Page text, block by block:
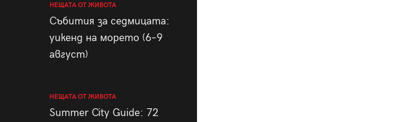
НЕЩАТА ОТ ЖИВОТА
Събития за седмицата:
уикенд на морето (6–9
август)
НЕЩАТА ОТ ЖИВОТА
Summer City Guide: 72
28